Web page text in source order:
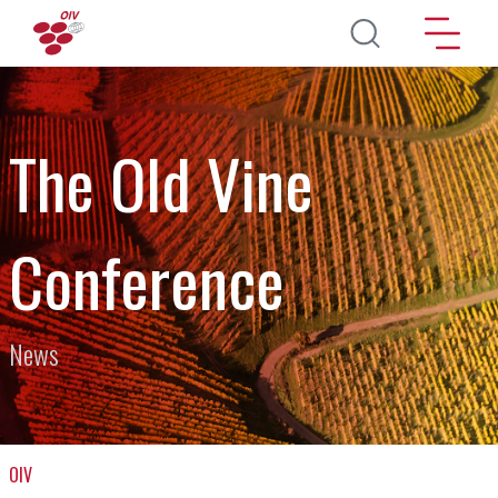
Direkt zum Inhalt
The Old Vine
Conference
News
OIV